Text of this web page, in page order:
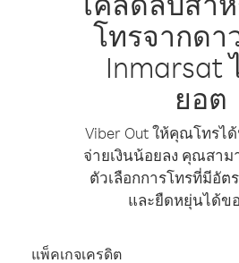
โทรจากดา
Inmarsat
ยอต
Viber Out ให้คุณโทรไ
จ่ายเงินน้อยลง คุณสาม
ตัวเลือกการโทรที่มีอัต
และยืดหยุ่นได้ขอ
แพ็คเกจเครดิต